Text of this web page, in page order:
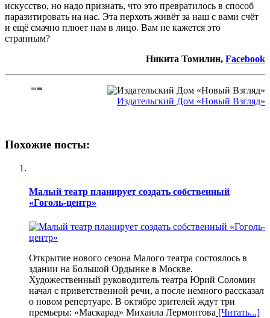
искусство, но надо признать, что это превратилось в способ
паразитировать на нас. Эта перхоть живёт за наш с вами счёт
и ещё смачно плюет нам в лицо. Вам не кажется это
странным?
Никита Томилин, Facebook
Издательский Дом «Новый Взгляд»
Похожие посты:
Малый театр планирует создать собственный
«Гоголь-центр»
Открытие нового сезона Малого театра состоялось в
здании на Большой Ордынке в Москве.
Художественный руководитель театра Юрий Соломин
начал с приветственной речи, а после немного рассказал
о новом репертуаре. В октябре зрителей ждут три
премьеры: «Маскарад» Михаила Лермонтова [Читать...]